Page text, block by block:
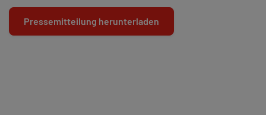
Pressemitteilung herunterladen